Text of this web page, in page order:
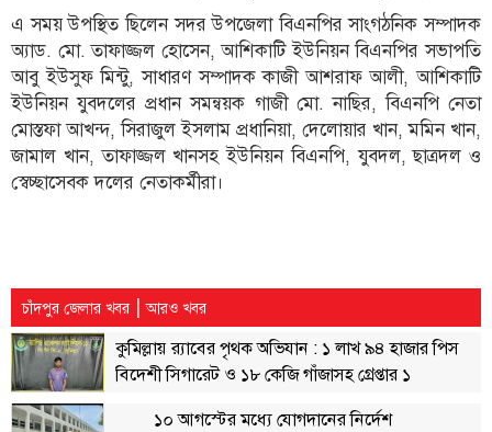
এক্সক্লুসিভ
সোস্যাল
মিডিয়া
গণমাধ্যম
রাজধানী
ক্যারিয়ার
চাকুরি
সৌখিন
ফটোগ্রাফার
এ সময় উপস্থিত ছিলেন সদর উপজেলা বিএনপির সাংগঠনিক সম্পাদক
অ্যাড. মো. তাফাজ্জল হোসেন, আশিকাটি ইউনিয়ন বিএনপির সভাপতি
আবু ইউসুফ মিন্টু, সাধারণ সম্পাদক কাজী আশরাফ আলী, আশিকাটি
ইউনিয়ন যুবদলের প্রধান সমন্বয়ক গাজী মো. নাছির, বিএনপি নেতা
মোস্তফা আখন্দ, সিরাজুল ইসলাম প্রধানিয়া, দেলোয়ার খান, মমিন খান,
জামাল খান, তাফাজ্জল খানসহ ইউনিয়ন বিএনপি, যুবদল, ছাত্রদল ও
স্বেচ্ছাসেবক দলের নেতাকর্মীরা।
চাঁদপুর জেলার খবর | আরও খবর
কুমিল্লায় র‌্যাবের পৃথক অভিযান : ১ লাখ ৯৪ হাজার পিস
বিদেশী সিগারেট ও ১৮ কেজি গাঁজাসহ গ্রেপ্তার ১
১০ আগস্টের মধ্যে যোগদানের নির্দেশ